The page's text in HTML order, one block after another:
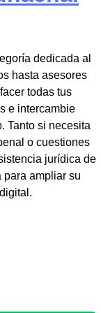
dedicada al
hasta asesores
todas tus
e intercambie
Tanto si necesita
o cuestiones
jurídica de
para ampliar su